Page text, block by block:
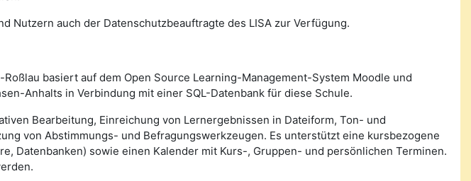
Nutzern auch der Datenschutzbeauftragte des LISA zur Verfügung.
basiert auf dem Open Source Learning-Management-System Moodle und
Anhalts in Verbindung mit einer SQL-Datenbank für diese Schule.
Bearbeitung, Einreichung von Lernergebnissen in Dateiform, Ton- und
von Abstimmungs- und Befragungswerkzeugen. Es unterstützt eine kursbezogene
Datenbanken) sowie einen Kalender mit Kurs-, Gruppen- und persönlichen Terminen.